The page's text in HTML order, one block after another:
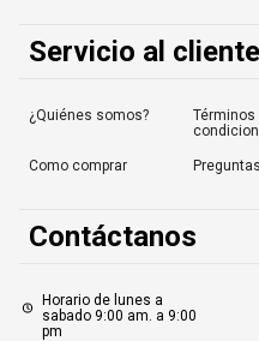
Servicio al cliente
¿Quiénes somos?
Términos
Como comprar
Contáctanos
Horario de lunes a
sabado 9:00 am. a 9:00
pm